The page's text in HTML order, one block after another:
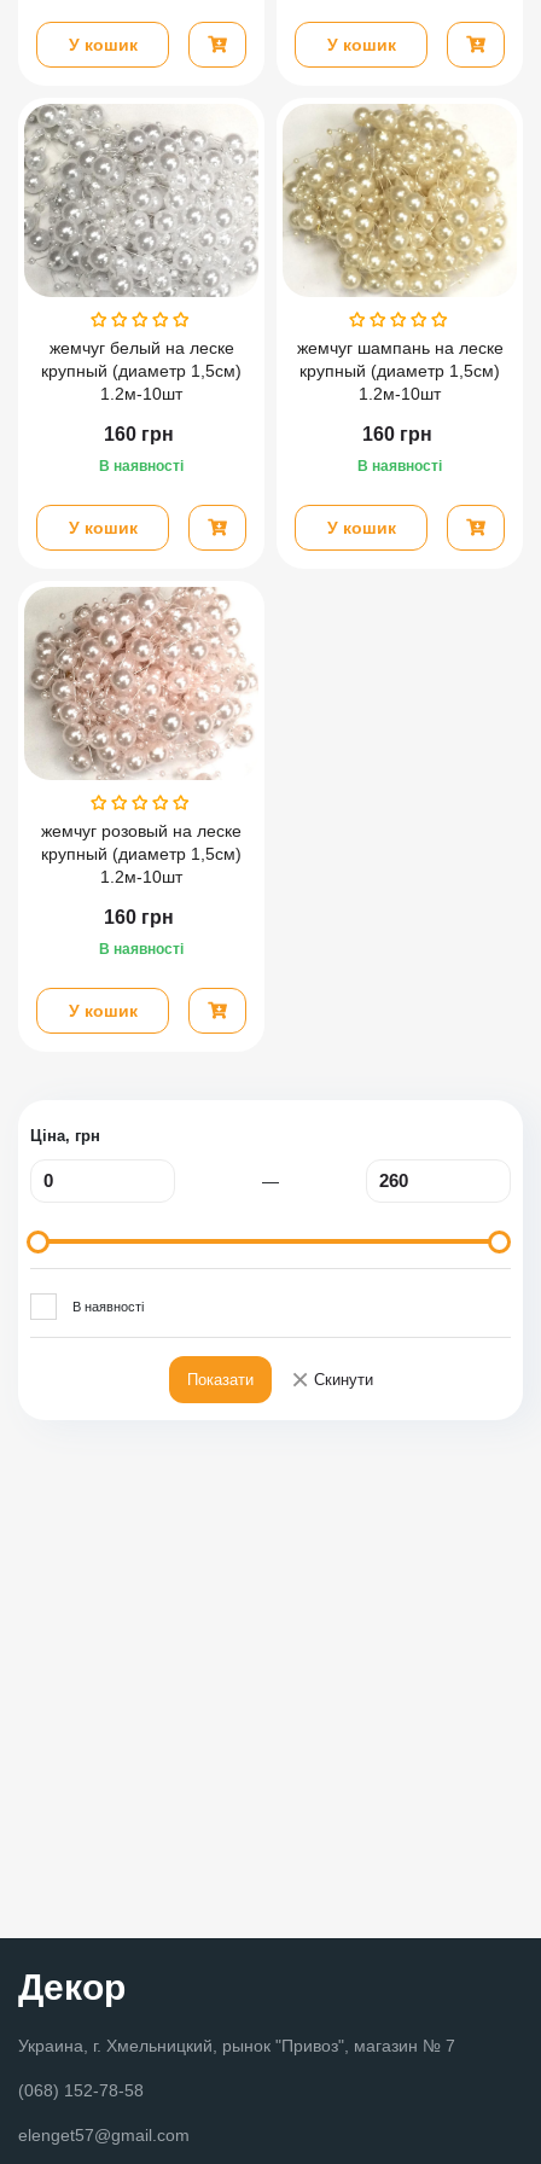
Ціна, грн
—
В наявності
Показати × Скинути
У кошик У кошик
жемчуг белый на леске
крупный (диаметр 1,5см)
1.2м-10шт
160 грн
В наявності
У кошик
жемчуг шампань на леске
крупный (диаметр 1,5см)
1.2м-10шт
160 грн
В наявності
У кошик
жемчуг розовый на леске
крупный (диаметр 1,5см)
1.2м-10шт
160 грн
В наявності
У кошик
Декор
Украина, г. Хмельницкий, рынок "Привоз", магазин № 7
(068) 152-78-58
elenget57@gmail.com